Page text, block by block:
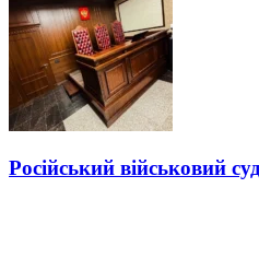
Російський військовий